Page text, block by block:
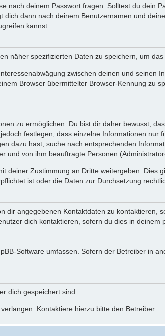
nach deinem Passwort fragen. Solltest du dein
dich dann nach deinem Benutzernamen und
kannst.
näher spezifizierten Daten zu speichern, um
zwischen deinen und seinen
Browser übermittelter Browser-Kennung zu
zu ermöglichen. Du bist dir daher bewusst,
festlegen, dass einzelne Informationen
dazu hast, suche nach entsprechenden
und von ihm beauftragte Personen
deiner Zustimmung an Dritte weitergeben. Dies
ist oder die Daten zur Durchsetzung
dir angegebenen Kontaktdaten zu kontaktieren,
dich kontaktieren, sofern du dies in deinem
Software umfassen. Sofern der Betreiber in
dich gespeichert sind.
Kontaktiere hierzu bitte den Betreiber.